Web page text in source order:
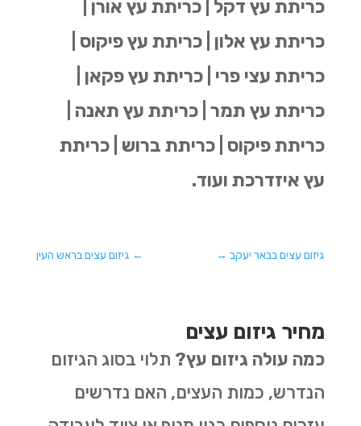
כריתת עץ דקל | כריתת עץ אורן |
כריתת עץ אלון | כריתת עץ פיקוס |
כריתת עצי פרי | כריתת עץ פקאן |
כריתת עץ תמר | כריתת עץ תאנה |
כריתת פיקוס | כריתת ברוש | כריתת
עץ איזדרכת ועוד.
← גיזום עצים בראש העין גיזום עצים בבאר יעקב→
מחיר גיזום עצים
כמה עולה גיזום עץ? תלוי בסוג הגיזום
הנדרש, כמות העצים, האם נדרשים